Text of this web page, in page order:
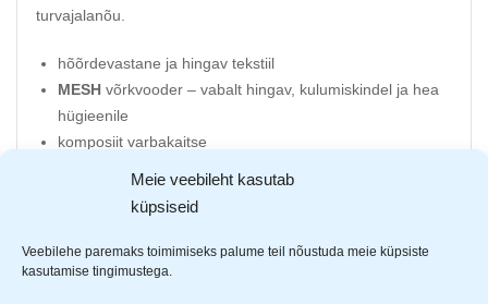
Meie veebileht kasutab
küpsiseid
Veebilehe paremaks toimimiseks palume teil nõustuda meie küpsiste
kasutamise tingimustega.
turvajalanõu.
hõõrdevastane ja hingav tekstiil
MESH võrkvooder – vabalt hingav, kulumiskindel ja hea
hügieenile
komposiit varbakaitse
anatoomiline ja antistaatiline sisetald
õli- ja kütusekindel välistald
libisemisvastane tald